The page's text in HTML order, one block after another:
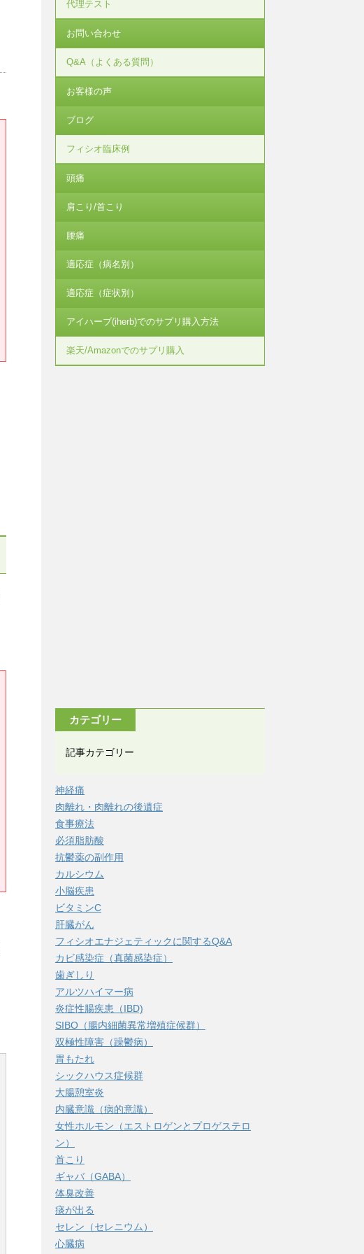
代理テスト
お問い合わせ
Q&A（よくある質問）
お客様の声
ブログ
フィシオ臨床例
頭痛
肩こり/首こり
腰痛
適応症（病名別）
適応症（症状別）
アイハーブ(iherb)でのサプリ購入方法
楽天/Amazonでのサプリ購入
カテゴリー
記事カテゴリー
神経痛
肉離れ・肉離れの後遺症
食事療法
必須脂肪酸
抗鬱薬の副作用
カルシウム
小脳疾患
ビタミンC
肝臓がん
フィシオエナジェティックに関するQ&A
カビ感染症（真菌感染症）
歯ぎしり
アルツハイマー病
炎症性腸疾患（IBD)
SIBO（腸内細菌異常増殖症候群）
双極性障害（躁鬱病）
胃もたれ
シックハウス症候群
大腸憩室炎
内臓意識（病的意識）
女性ホルモン（エストロゲンとプロゲステロ
ン）
首こり
ギャバ（GABA）
体臭改善
痰が出る
セレン（セレニウム）
心臓病